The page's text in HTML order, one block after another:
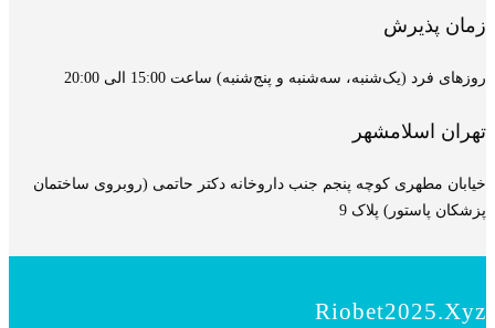
زمان پذیرش
روزهای فرد (یک‌شنبه، سه‌شنبه و پنج‌شنبه) ساعت 15:00 الی 20:00
تهران اسلامشهر
خیابان مطهری کوچه پنجم جنب داروخانه دکتر حاتمی (روبروی ساختمان
پزشکان پاستور) پلاک 9
Riobet2025.xyz